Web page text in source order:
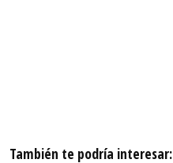
También te podría interesar: